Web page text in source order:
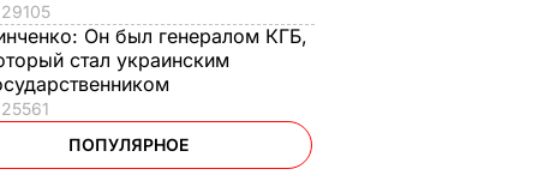
29105
Он был генералом КГБ,
стал украинским
25561
ПОПУЛЯРНОЕ